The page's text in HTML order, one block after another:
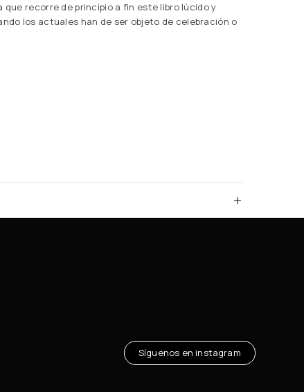
recorre de principio a fin este libro lúcido y
los actuales han de ser objeto de celebración o
Síguenos en instagram